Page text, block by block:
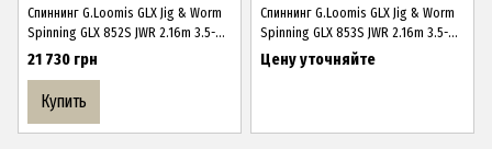
Спиннинг G.Loomis GLX Jig & Worm
Spinning GLX 852S JWR 2.16m 3.5-
10.5g
21 730 грн
Купить
Спиннинг G.Loomis GLX Jig & Worm
Spinning GLX 853S JWR 2.16m 3.5-
12.5g ()
Цену уточняйте